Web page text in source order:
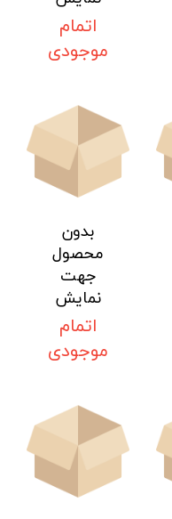
اتمام
موجودی
بدون
محصول
جهت
نمایش
اتمام
موجودی